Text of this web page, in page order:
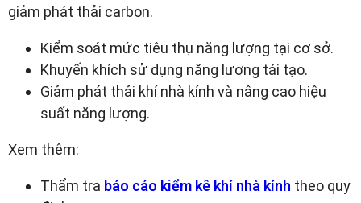
giảm phát thải carbon.
Kiểm soát mức tiêu thụ năng lượng tại cơ sở.
Khuyến khích sử dụng năng lượng tái tạo.
Giảm phát thải khí nhà kính và nâng cao hiệu
suất năng lượng.
Xem thêm:
Thẩm tra báo cáo kiểm kê khí nhà kính theo quy